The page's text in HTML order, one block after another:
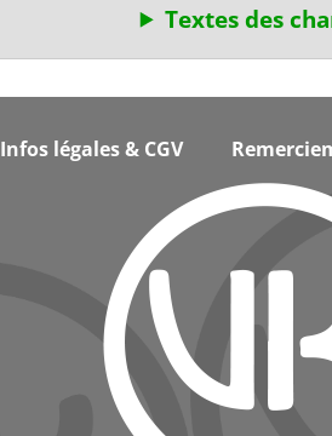
Textes des
Infos légales & CGV